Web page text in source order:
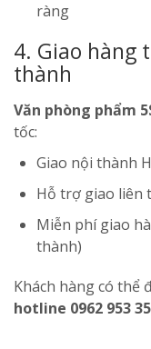
ràng
4. Giao hàng
thành
Văn phòng phẩm
tốc:
Giao nội thành
Hỗ trợ giao liên
Miễn phí giao
thành)
Khách hàng có thể
hotline 0962 953